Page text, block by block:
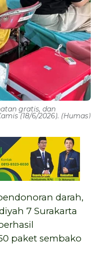
gratis, dan
(18/6/2026). (Humas)
darah,
7 Surakarta
paket sembako